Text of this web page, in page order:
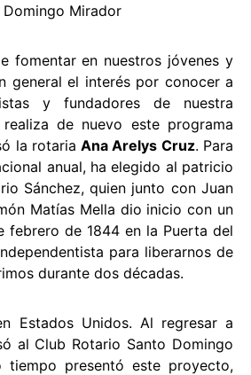
Mirador
fomentar en nuestros jóvenes y
general el interés por conocer a
y fundadores de nuestra
realiza de nuevo este programa
la rotariaAna Arelys Cruz. Para
anual, ha elegido al patricio
Sánchez, quien junto con Juan
Matías Mella dio inicio con un
febrero de 1844 en la Puerta del
para liberarnos de
durante dos décadas.
Estados Unidos. Al regresar a
al Club Rotario Santo Domingo
presentó este proyecto,